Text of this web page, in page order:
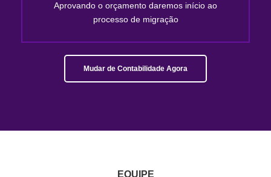
Aprovando o orçamento daremos início ao
processo de migração
Mudar de Contabilidade Agora
EQUIPE